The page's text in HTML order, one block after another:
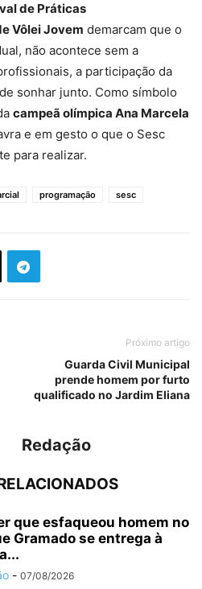
de Práticas
Vôlei Jovem demarcam que o
não acontece sem a
a participação da
sonhar junto. Como símbolo
campeã olímpica Ana Marcela
e em gesto o que o Sesc
para realizar.
programação sesc
Próximo artigo
Guarda Civil Municipal
prende homem por furto
qualificado no Jardim Eliana
Redação
que esfaqueou homem no
Gramado se entrega à
- 07/08/2026